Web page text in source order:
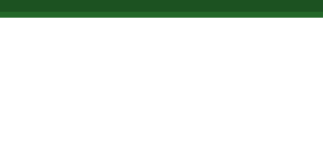
Skip to main content